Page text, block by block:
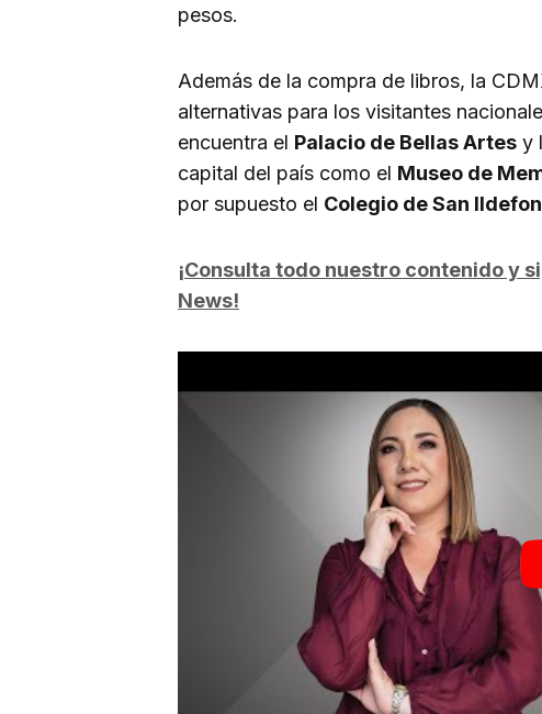
pesos.
Además de la compra de libros, la
alternativas para los visitantes
encuentra el Palacio de Bellas Artes y
capital del país como el Museo de
por supuesto el Colegio de San
¡Consulta todo nuestro contenido y
News!